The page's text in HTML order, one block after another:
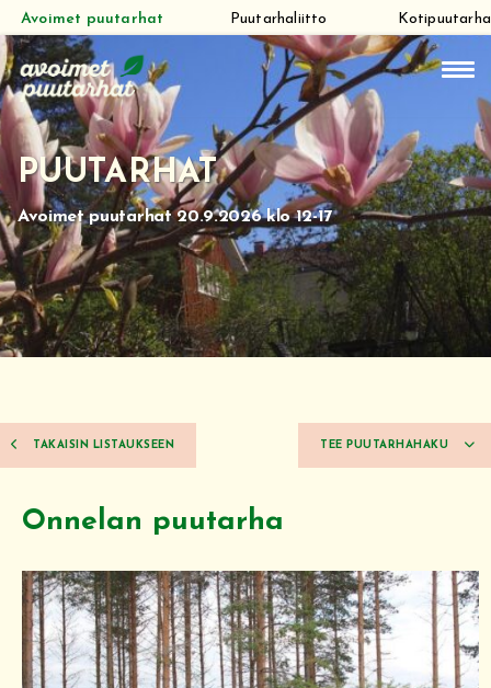
Siirry
suoraan
sisältöön
Avoimet puutarhat Puutarhaliitto Kotipuutarha
PUUTARHAT
Avoimet puutarhat 20.9.2026 klo 12-17
TAKAISIN LISTAUKSEEN TEE PUUTARHAHAKU
Onnelan puutarha